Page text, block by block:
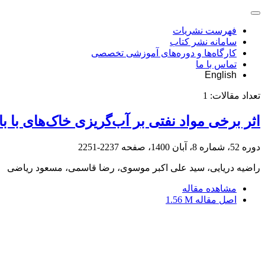
فهرست نشریات
سامانه نشر کتاب
کارگاه‌ها و دوره‌های آموزشی تخصصی
تماس با ما
English
تعداد مقالات: 1
اثر برخی مواد نفتی بر آب‌گریزی خاک‌های با
دوره 52، شماره 8، آبان 1400، صفحه 2237-2251
راضیه دریایی، سید علی اکبر موسوی، رضا قاسمی، مسعود ریاضی
مشاهده مقاله
اصل مقاله 1.56 M